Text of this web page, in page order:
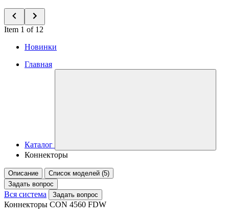
Item 1 of 12
Новинки
Главная
Каталог
Коннекторы
Описание
Список моделей (5)
Задать вопрос
Вся система Задать вопрос
Коннекторы CON 4560 FDW